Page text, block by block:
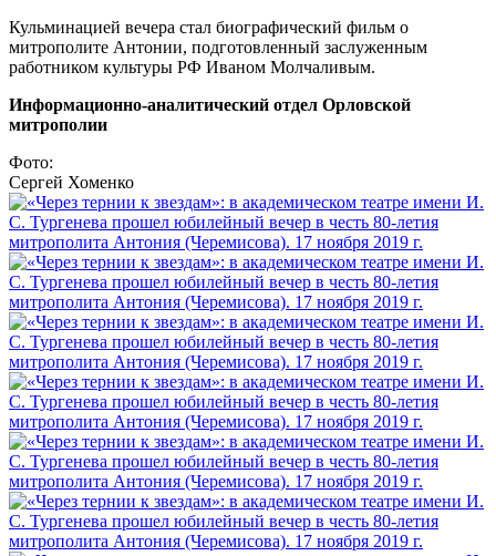
Кульминацией вечера стал биографический фильм о
митрополите Антонии, подготовленный заслуженным
работником культуры РФ Иваном Молчаливым.
Информационно-аналитический отдел Орловской
митрополии
Фото:
Сергей Хоменко